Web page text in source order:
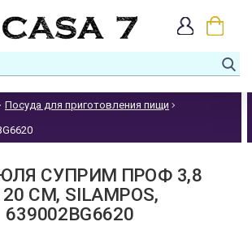
Посуда для приготовления пищи
СУПРИМ ПРОФ 3,8
СМ, SILAMPOS,
639002BG6620